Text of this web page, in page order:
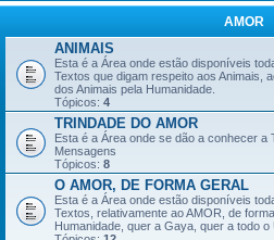
AMOR
ANIMAIS
Esta é a Área onde estão disponíveis
Textos que digam respeito aos Animais,
dos Animais pela Humanidade.
Tópicos: 4
TRINDADE DO AMOR
Esta é a Área onde se dão a conhecer a
Mensagens
Tópicos: 8
O AMOR, DE FORMA GERAL
Esta é a Área onde estão disponíveis
Textos, relativamente ao AMOR, de
Humanidade, quer a Gaya, quer a todo o